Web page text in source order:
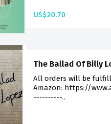
US$20.70
The Ballad Of Billy
All orders will be
Amazon: https://
----------..